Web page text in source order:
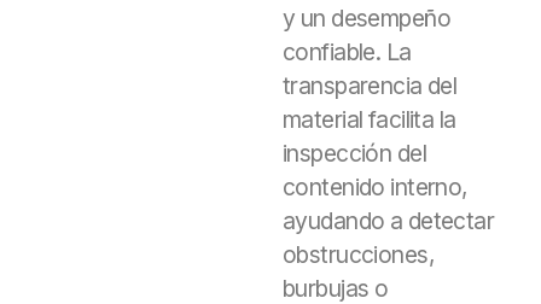
y un desempeño
confiable. La
transparencia del
material facilita la
inspección del
contenido interno,
ayudando a detectar
obstrucciones,
burbujas o